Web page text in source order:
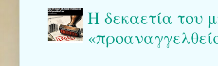
Η δεκαετία του